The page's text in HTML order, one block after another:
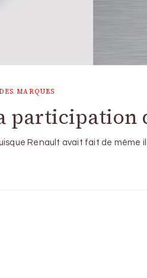
MARQUES
participation
Renault avait fait de même